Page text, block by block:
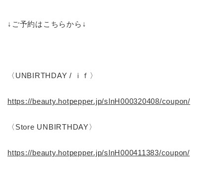
↓ご予約はこちらから↓
〈UNBIRTHDAY / ｉｆ〉
https://beauty.hotpepper.jp/slnH000320408/coupon/
〈Store UNBIRTHDAY〉
https://beauty.hotpepper.jp/slnH000411383/coupon/